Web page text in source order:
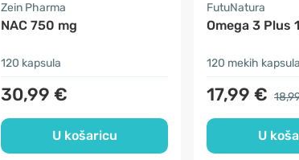
Zein Pharma
NAC 750 mg
120 kapsula
30,99 €
U košaricu
FutuNatura
Omega 3 Plus
120 mekih kapsula
17,99 €
U